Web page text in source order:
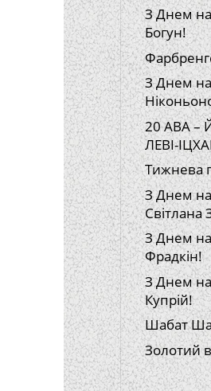
З Днем
Богун!
З Днем
20 АВА –
ЛЕВІ-
Тижнева
З Днем
Світлана
З Днем
Фрадкін!
З Днем
Купрій!
Шабат
Золотий